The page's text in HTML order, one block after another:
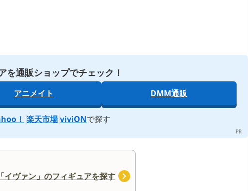
を通販ショップでチェック！
アニメイト DMM通販
！ 楽天市場 viviONで探す
「イヴァン」のフィギュアを探す